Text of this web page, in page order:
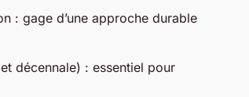
: gage d’une approche durable
décennale) : essentiel pour